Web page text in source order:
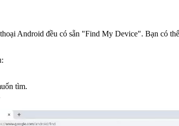
Android đều có sẵn "Find My Device". Bạn có
tìm.